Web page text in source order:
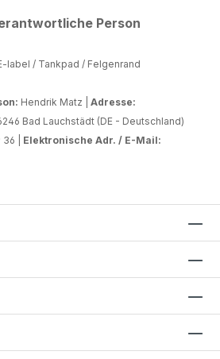
Person
label / Tankpad / Felgenrand
Hendrik Matz | Adresse:
Bad Lauchstädt (DE - Deutschland)
| Elektronische Adr. / E-Mail: